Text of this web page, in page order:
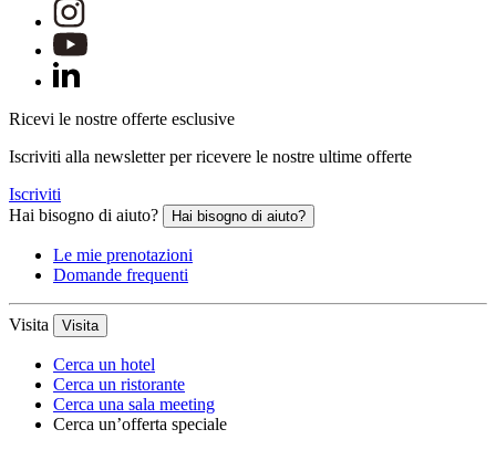
Ricevi le nostre offerte esclusive
Iscriviti alla newsletter per ricevere le nostre ultime offerte
Iscriviti
Hai bisogno di aiuto?
Hai bisogno di aiuto?
Le mie prenotazioni
Domande frequenti
Visita Visita
Cerca un hotel
Cerca un ristorante
Cerca una sala meeting
Cerca un’offerta speciale